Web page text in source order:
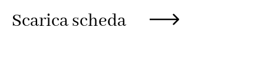
Scarica scheda